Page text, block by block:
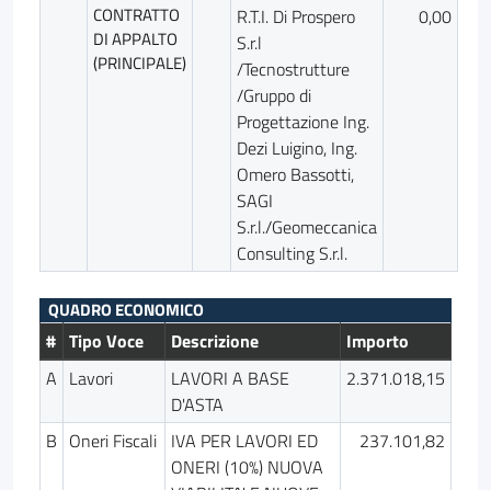
CONTRATTO
DI APPALTO
(PRINCIPALE)
R.T.I. Di Prospero
S.r.l
/Tecnostrutture
/Gruppo di
Progettazione Ing.
Dezi Luigino, Ing.
Omero Bassotti,
SAGI
S.r.l./Geomeccanica
Consulting S.r.l.
0,00
QUADRO ECONOMICO
# Tipo Voce Descrizione
Importo
A Lavori
LAVORI A BASE
D'ASTA
2.371.018,15
B Oneri Fiscali IVA PER LAVORI ED
ONERI (10%) NUOVA
237.101,82